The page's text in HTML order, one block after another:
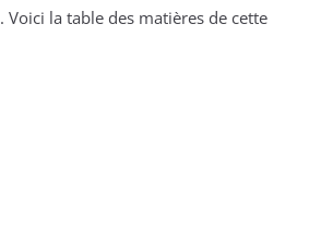
. Voici la table des matières de cette